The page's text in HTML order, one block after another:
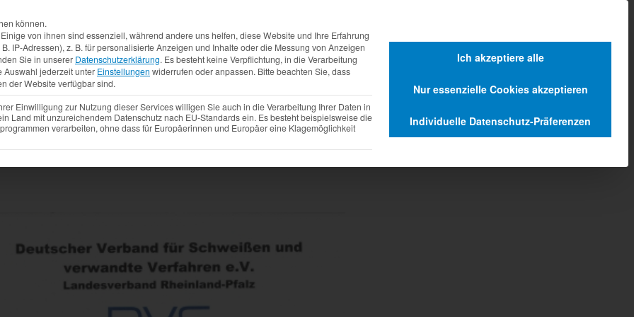
Aktuelles
können.
von ihnen sind essenziell, während andere uns helfen, diese Website und Ihre Erfahrung
IP-Adressen), z. B. für personalisierte Anzeigen und Inhalte oder die Messung von Anzeigen
Sie in unserer Datenschutzerklärung. Es besteht keine Verpflichtung, in die Verarbeitung
Auswahl jederzeit unter Einstellungen widerrufen oder anpassen. Bitte beachten Sie, dass
der Website verfügbar sind.
Einwilligung zur Nutzung dieser Services willigen Sie auch in die Verarbeitung Ihrer Daten in
Land mit unzureichendem Datenschutz nach EU-Standards ein. Es besteht beispielsweise die
verarbeiten, ohne dass für Europäerinnen und Europäer eine Klagemöglichkeit
Ich akzeptiere alle
Nur essenzielle Cookies akzeptieren
Individuelle Datenschutz-Präferenzen